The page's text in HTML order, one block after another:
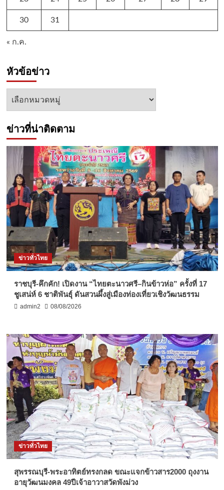
30 31
« ก.ค.
หัวข้อข่าว
หัวข้อ
ข่าวที่น่าติดตาม
ข่าวทั่วไทย
ราชบุรี-คึกคัก! เปิดงาน “ไทยตะนาวศรี–กินข้าวห่อ” ครั้งที่ 17
ชูเสน่ห์ 6 ชาติพันธุ์ ดันสวนผึ้งสู่เมืองท่องเที่ยวเชิงวัฒนธรรม
admin2 08/08/2026
ข่าวทั่วไทย
สุพรรณบุรี-พระอาทิตย์ทรงกลด ขณะแจกข้าวสาร2000 ถุงงาน
อายุวัฒนมงคล 49ปีเจ้าอาวาสวัดพังม่วง